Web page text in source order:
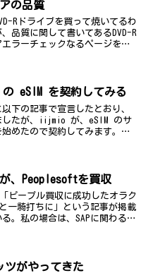
の品質
Rドライブを買って焼いてるわ
品質に関して書いてあるDVD-R
エラーチェックなるページを検
...eSIM を契約してみる
下の記事で宣言したとおり、
したが、iijmio が、eSIM のサ
めたので契約してみます。
、Peoplesoftを買収
ピープル買収に成功したオラク
一騎打ちに」という記事が掲載
。私の場合は、SAPに関わる仕
...
ツがやってきた